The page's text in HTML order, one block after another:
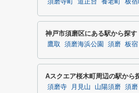
須磨寺町
道正台 養老町 板宿
神戸市須磨区にある駅から探す
鷹取 須磨海浜公園 須磨 板宿
Aスクエア桜木町周辺の駅から
須磨寺 月見山 山陽須磨 須磨